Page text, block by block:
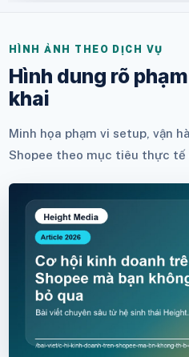
HÌNH ẢNH THEO DỊCH VỤ
Hình dung rõ
khai
Minh họa phạm vi setup, vận
Shopee theo mục tiêu thực